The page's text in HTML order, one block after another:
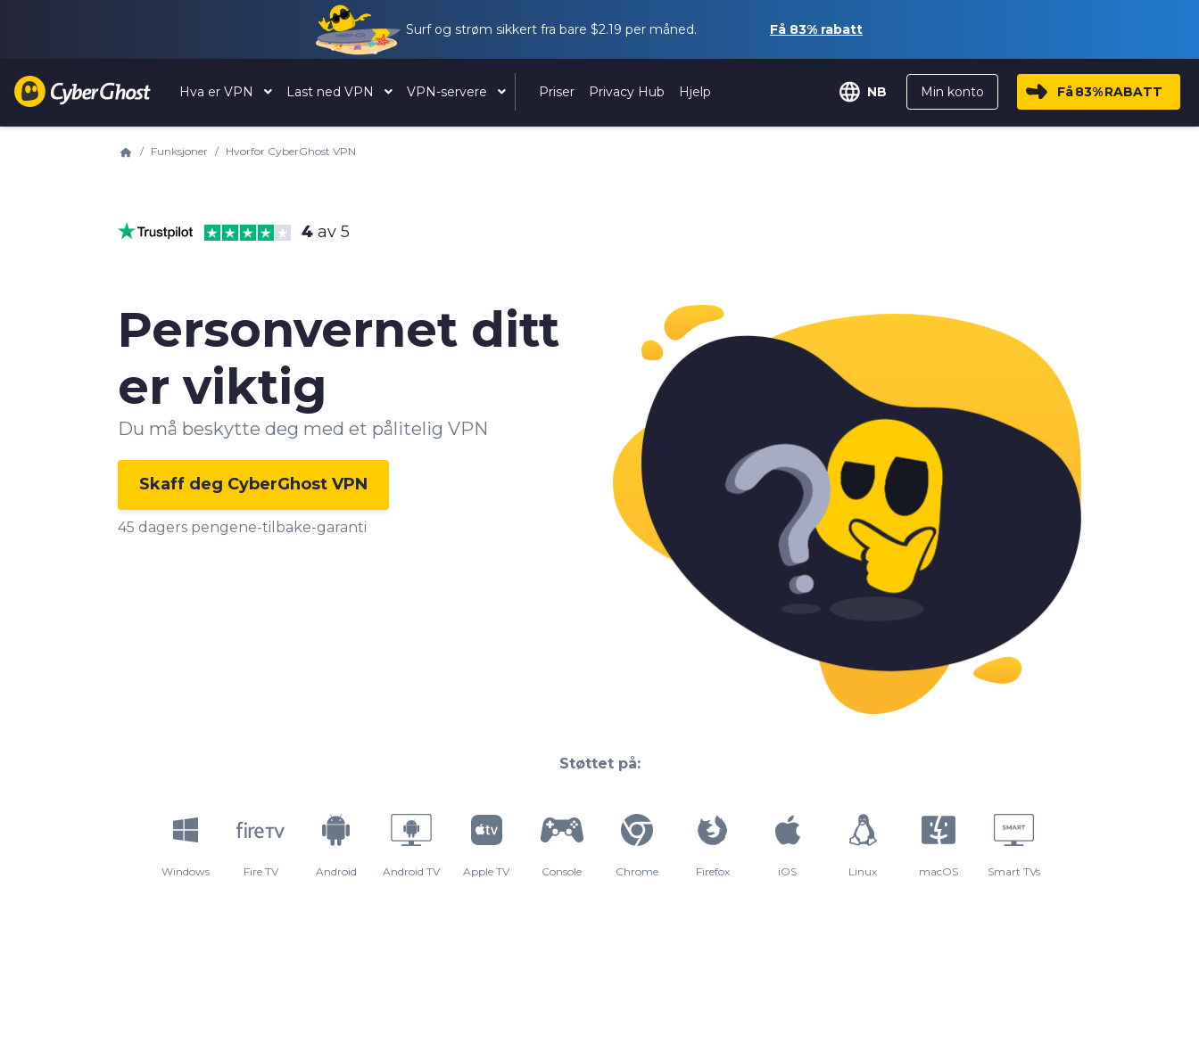
Surf og strøm sikkert fra bare $2.19 per måned. Få 83% rabatt
Hva er VPN Last ned VPN VPN-servere Priser Privacy Hub Hjelp NB Min konto Få83%RABATT
Funksjoner Hvorfor CyberGhost VPN
4 av 5
Personvernet ditt
er viktig
Du må beskytte deg med et pålitelig VPN
Skaff deg CyberGhost VPN
45 dagers pengene-tilbake-garanti
Støttet på:
Windows Fire TV Android Android TV Apple TV Console Chrome Firefox iOS Linux macOS Smart TVs